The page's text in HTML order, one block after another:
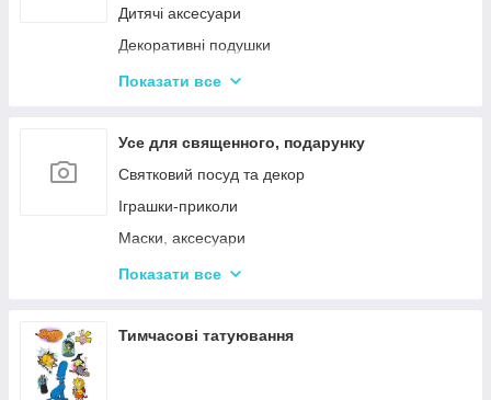
Дитячі аксесуари
Декоративні подушки
Дитячі парасольки
Показати все
Усе для священного, подарунку
Святковий посуд та декор
Іграшки-приколи
Маски, аксесуари
Повітряні кульки
Фоторамки і фотоальбоми
Показати все
Тимчасові татуювання